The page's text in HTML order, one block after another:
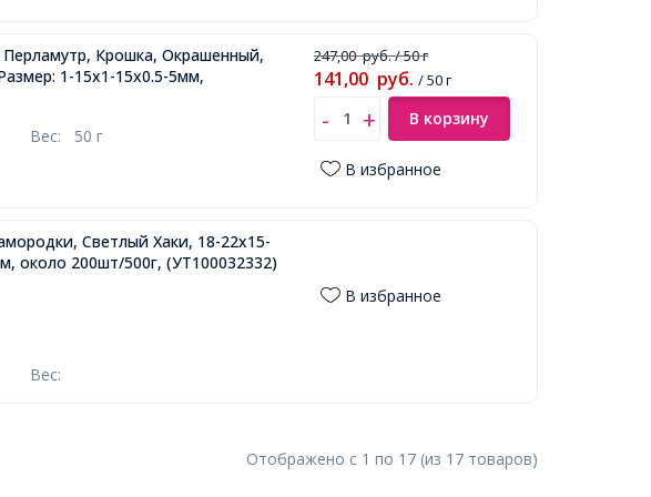
Крошка, Окрашенный,
1-15х1-15х0.5-5мм,
Вес: 50 г
247,00руб./ 50 г
141,00 руб. / 50 г
В корзину
В избранное
Светлый Хаки, 18-22x15-
около 200шт/500г, (УТ100032332)
Вес:
В избранное
Отображено с 1 по 17 (из 17 товаров)